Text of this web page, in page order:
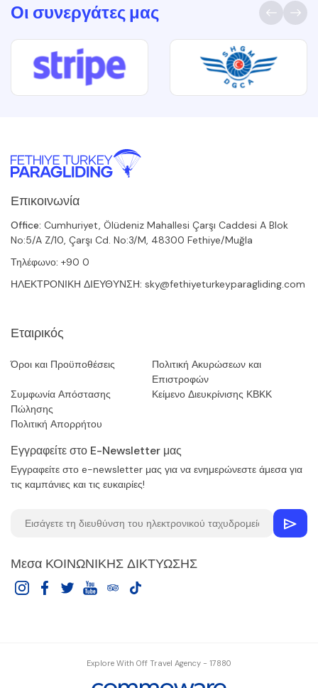
Οι συνεργάτες μας
Επικοινωνία
Office: Cumhuriyet, Ölüdeniz Mahallesi Çarşı Caddesi A Blok
No:5/A Z/10, Çarşı Cd. No:3/M, 48300 Fethiye/Muğla
Τηλέφωνο: +90 0
ΗΛΕΚΤΡΟΝΙΚΗ ΔΙΕΥΘΥΝΣΗ: sky@fethiyeturkeyparagliding.com
Εταιρικός
Όροι και Προϋποθέσεις
Πολιτική Ακυρώσεων και
Επιστροφών
Συμφωνία Απόστασης
Πώλησης
Κείμενο Διευκρίνισης ΚΒΚΚ
Πολιτική Απορρήτου
Εγγραφείτε στο E-Newsletter μας
Εγγραφείτε στο e-newsletter μας για να ενημερώνεστε άμεσα για
τις καμπάνιες και τις ευκαιρίες!
Μεσα ΚΟΙΝΩΝΙΚΗΣ ΔΙΚΤΥΩΣΗΣ
Explore With Off Travel Agency - 17880